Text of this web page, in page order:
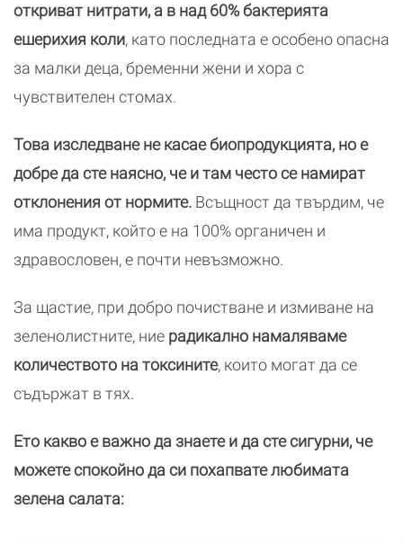
откриват нитрати, а в над 60% бактерията
ешерихия коли, като последната е особено опасна
за малки деца, бременни жени и хора с
чувствителен стомах.
Това изследване не касае биопродукцията, но е
добре да сте наясно, че и там често се намират
отклонения от нормите. Всъщност да твърдим, че
има продукт, който е на 100% органичен и
здравословен, е почти невъзможно.
За щастие, при добро почистване и измиване на
зеленолистните, ние радикално намаляваме
количеството на токсините, които могат да се
съдържат в тях.
Ето какво е важно да знаете и да сте сигурни, че
можете спокойно да си похапвате любимата
зелена салата: